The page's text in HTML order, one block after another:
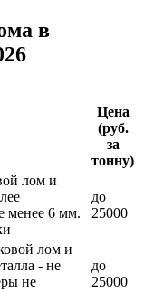
в
Цена
(руб.
за
тонну)
лом и
менее 6 мм.
до
25000
лом и
- не
не
до
25000